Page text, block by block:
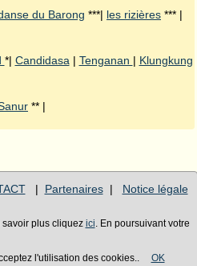
du Barong ***| les rizières *** |
*| Candidasa | Tenganan | Klungkung
** |
| Partenaires| Notice légale
savoir plus cliquez ici . En poursuivant votre
l'utilisation des cookies.. OK